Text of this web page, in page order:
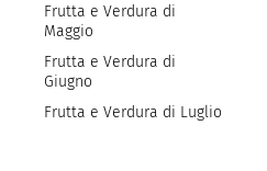
Frutta e Verdura di
Maggio
Frutta e Verdura di
Giugno
Frutta e Verdura di Luglio